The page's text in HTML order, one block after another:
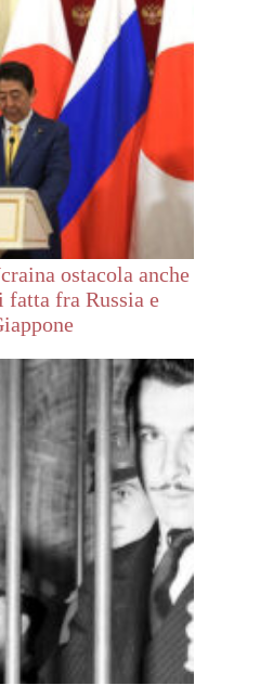
ostacola anche
fatta fra Russia e